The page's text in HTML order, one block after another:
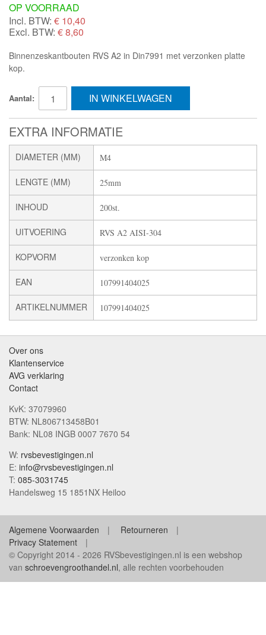
OP VOORRAAD
Incl. BTW: € 10,40
Excl. BTW: € 8,60
Binnenzeskantbouten RVS A2 in Din7991 met verzonken platte
kop.
Aantal: IN WINKELWAGEN
EXTRA INFORMATIE
DIAMETER (MM) M4
LENGTE (MM) 25mm
INHOUD 200st.
UITVOERING RVS A2 AISI-304
KOPVORM verzonken kop
EAN 107991404025
ARTIKELNUMMER 107991404025
Over ons
Klantenservice
AVG verklaring
Contact
KvK: 37079960
BTW: NL806713458B01
Bank: NL08 INGB 0007 7670 54
W: rvsbevestigingen.nl
E: info@rvsbevestigingen.nl
T: 085-3031745
Handelsweg 15 1851NX Heiloo
Algemene Voorwaarden
Retourneren
Privacy Statement
© Copyright 2014 - 2026 RVSbevestigingen.nl is een webshop
van schroevengroothandel.nl, alle rechten voorbehouden